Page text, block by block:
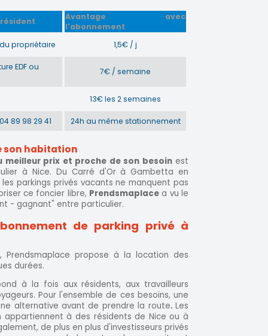
Avantage avec
l'abonnement
propriétaire
1,5€ / j
EDF ou 7€ / semaine
13€ les 2 semaines
89 98 29 41 24h au même stationnement
son habitation
prix et proche de son besoinest
à Nice. Du Carré d'Or à Gambetta en
parkings privés vacants ne manquent pas
ce foncier libre, Prendsmaplace a vu le
- gagnant" entre particulier.
de parking privé à
propose à la location des
durées.
à la fois aux résidents, aux travailleurs
Pour l'ensemble de ces besoins, une
alternative avant de prendre la route.Les
à des résidents de Nice ou à
de plus en plus d'investisseurs privés